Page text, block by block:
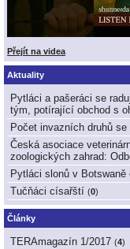
Přejít na videa
Aktuality
Pytláci a pašeráci se
tým, potírající obchod s
Počet invazních druhů
Česká asociace
zoologických zahrad:
Pytláci slonů v
Tučňáci císařští (0)
Články
TERAmagazín 1/2017 (4)